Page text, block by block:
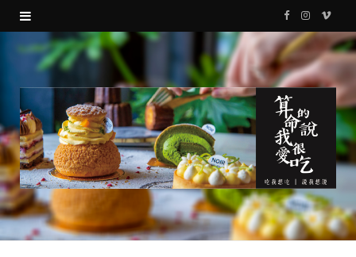
F
a
c
e
b
o
k
I
s
g
r
a
V
i